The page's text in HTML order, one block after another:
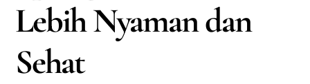
Lebih Nyaman dan
Sehat